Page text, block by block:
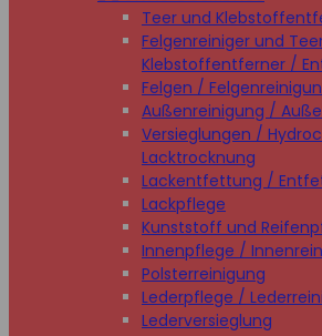
Teer und
Felgenreiniger und
Klebstoffentferner /
Felgen /
Außenreinigung /
Versieglungen /
Lacktrocknung
Lackentfettung /
Lackpflege
Kunststoff und
Innenpflege /
Polsterreinigung
Lederpflege /
Lederversieglung